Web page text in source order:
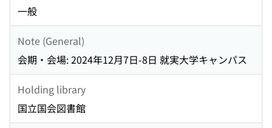
一般
Note (General)
会期・会場: 2024年12月7日-8日 就実大学キャンパス
Holding library
国立国会図書館